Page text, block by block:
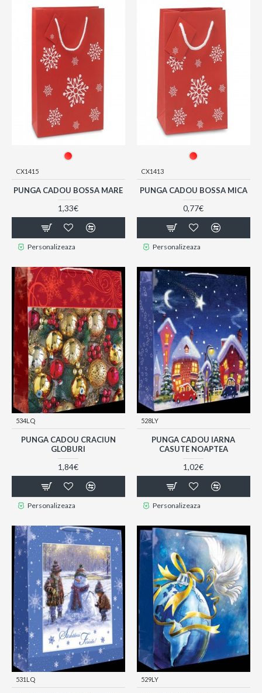
CX1415
PUNGA CADOU BOSSA MARE
1,33€
Personalizeaza
CX1413
PUNGA CADOU BOSSA MICA
0,77€
Personalizeaza
534LQ
PUNGA CADOU CRACIUN
GLOBURI
1,84€
Personalizeaza
528LY
PUNGA CADOU IARNA
CASUTE NOAPTEA
1,02€
Personalizeaza
531LQ 529LY